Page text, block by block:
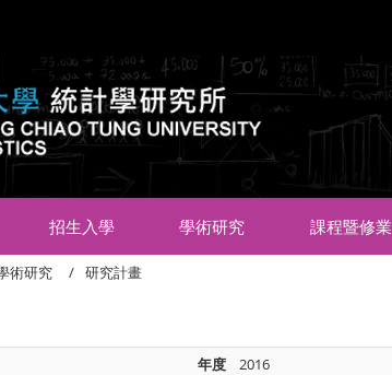
招生入學 學術研究 課程暨修業
術研究 研究計畫
年度
2016